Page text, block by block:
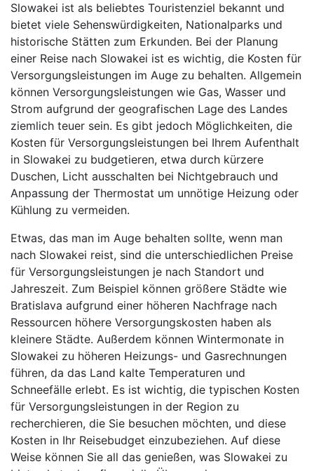
Slowakei ist als beliebtes Touristenziel bekannt und
bietet viele Sehenswürdigkeiten, Nationalparks und
historische Stätten zum Erkunden. Bei der Planung
einer Reise nach Slowakei ist es wichtig, die Kosten für
Versorgungsleistungen im Auge zu behalten. Allgemein
können Versorgungsleistungen wie Gas, Wasser und
Strom aufgrund der geografischen Lage des Landes
ziemlich teuer sein. Es gibt jedoch Möglichkeiten, die
Kosten für Versorgungsleistungen bei Ihrem Aufenthalt
in Slowakei zu budgetieren, etwa durch kürzere
Duschen, Licht ausschalten bei Nichtgebrauch und
Anpassung der Thermostat um unnötige Heizung oder
Kühlung zu vermeiden.
Etwas, das man im Auge behalten sollte, wenn man
nach Slowakei reist, sind die unterschiedlichen Preise
für Versorgungsleistungen je nach Standort und
Jahreszeit. Zum Beispiel können größere Städte wie
Bratislava aufgrund einer höheren Nachfrage nach
Ressourcen höhere Versorgungskosten haben als
kleinere Städte. Außerdem können Wintermonate in
Slowakei zu höheren Heizungs- und Gasrechnungen
führen, da das Land kalte Temperaturen und
Schneefälle erlebt. Es ist wichtig, die typischen Kosten
für Versorgungsleistungen in der Region zu
recherchieren, die Sie besuchen möchten, und diese
Kosten in Ihr Reisebudget einzubeziehen. Auf diese
Weise können Sie all das genießen, was Slowakei zu